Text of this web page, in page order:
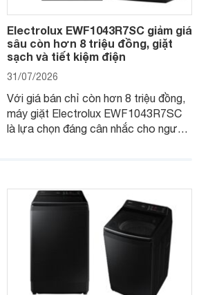
Electrolux EWF1043R7SC giảm giá
sâu còn hơn 8 triệu đồng, giặt
sạch và tiết kiệm điện
31/07/2026
Với giá bán chỉ còn hơn 8 triệu đồng,
máy giặt Electrolux EWF1043R7SC
là lựa chọn đáng cân nhắc cho người